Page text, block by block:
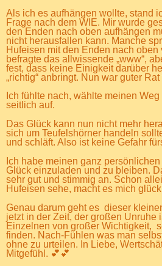
Als ich es aufhängen wollte, stand
Frage nach dem WIE. Mir wurde
den Enden nach oben aufhängen
nicht herausfallen kann. Manche
Hufeisen mit den Enden nach oben
befragte das allwissende „www“,
fest, dass keine Einigkeit darüber
„richtig“ anbringt. Nun war guter
Ich fühlte nach, wählte meinen
seitlich auf.
Das Glück kann nun nicht mehr
sich um Teufelshörner handeln
und schläft. Also ist keine Gefahr
Ich habe meinen ganz
Glück einzuladen und zu bleiben.
sehr gut und stimmig an. Schon
Hufeisen sehe, macht es mich
Genau darum geht es dieser
jetzt in der Zeit, der großen Unruhe
Einzelnen von großer Wichtigkeit,
finden. Nach-Fühlen was man
ohne zu urteilen. In Liebe,
Mitgefühl. 💕💕